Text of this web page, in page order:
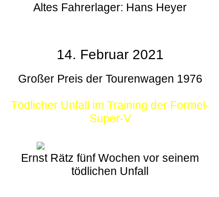
Altes Fahrerlager: Hans Heyer
14. Februar 2021
Großer Preis der Tourenwagen 1976
Tödlicher Unfall im Training der Formel-
Super-V
Ernst Rätz fünf Wochen vor seinem
tödlichen Unfall